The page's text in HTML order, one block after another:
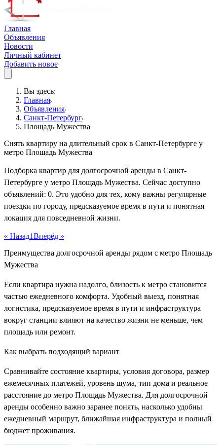
Главная
Объявления
Новости
Личный кабинет
Добавить новое
Вы здесь:
Главная
Объявления
Санкт-Петербург
Площадь Мужества
Снять квартиру на длительный срок в Санкт-Петербурге у
метро Площадь Мужества
Подборка квартир для долгосрочной аренды в Санкт-
Петербурге у метро Площадь Мужества. Сейчас доступно
объявлений: 0. Это удобно для тех, кому важны регулярные
поездки по городу, предсказуемое время в пути и понятная
локация для повседневной жизни.
« Назад1Вперёд »
Преимущества долгосрочной аренды рядом с метро Площадь
Мужества
Если квартира нужна надолго, близость к метро становится
частью ежедневного комфорта. Удобный выезд, понятная
логистика, предсказуемое время в пути и инфраструктура
вокруг станции влияют на качество жизни не меньше, чем
площадь или ремонт.
Как выбрать подходящий вариант
Сравнивайте состояние квартиры, условия договора, размер
ежемесячных платежей, уровень шума, тип дома и реальное
расстояние до метро Площадь Мужества. Для долгосрочной
аренды особенно важно заранее понять, насколько удобны
ежедневный маршрут, ближайшая инфраструктура и полный
бюджет проживания.